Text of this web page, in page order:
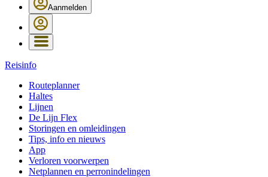
Aanmelden
Reisinfo
Routeplanner
Haltes
Lijnen
De Lijn Flex
Storingen en omleidingen
Tips, info en nieuws
App
Verloren voorwerpen
Netplannen en perronindelingen